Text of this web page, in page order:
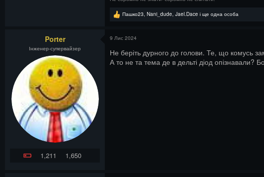
Р
ц
ї
:
Пашко23, Nani_dude, Jael.Dace і ще одна особа
Porter
Інженер-супервайзер
1,211 1,650
9 Лис 2024
Не беріть дурного до голови. Те, що комусь
А то не та тема де в дельті діод